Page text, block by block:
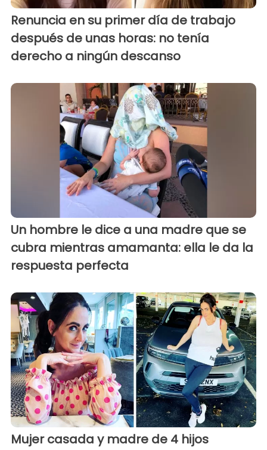
Renuncia en su primer día de trabajo
después de unas horas: no tenía
derecho a ningún descanso
Un hombre le dice a una madre que se
cubra mientras amamanta: ella le da la
respuesta perfecta
Mujer casada y madre de 4 hijos